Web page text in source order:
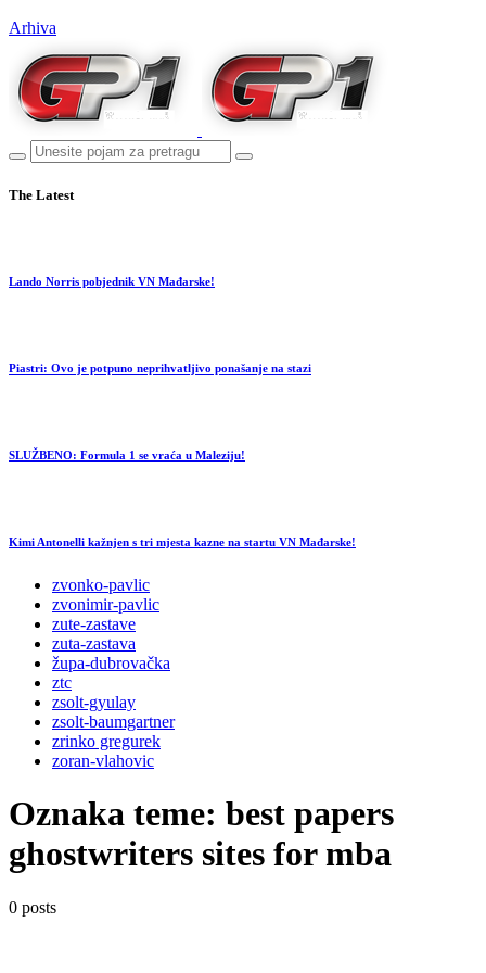
Arhiva
The Latest
Lando Norris pobjednik VN Mađarske!
Piastri: Ovo je potpuno neprihvatljivo ponašanje na stazi
SLUŽBENO: Formula 1 se vraća u Maleziju!
Kimi Antonelli kažnjen s tri mjesta kazne na startu VN Mađarske!
zvonko-pavlic
zvonimir-pavlic
zute-zastave
zuta-zastava
župa-dubrovačka
ztc
zsolt-gyulay
zsolt-baumgartner
zrinko gregurek
zoran-vlahovic
Oznaka teme: best papers
ghostwriters sites for mba
0 posts